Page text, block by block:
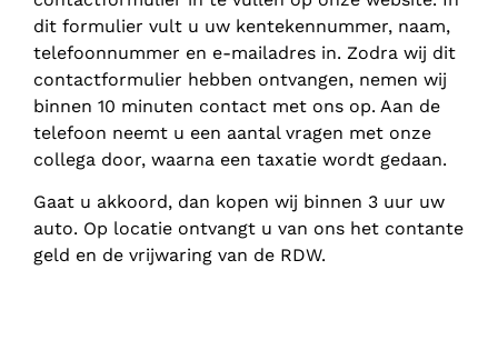
dit formulier vult u uw kentekennummer, naam,
telefoonnummer en e-mailadres in. Zodra wij dit
contactformulier hebben ontvangen, nemen wij
binnen 10 minuten contact met ons op. Aan de
telefoon neemt u een aantal vragen met onze
collega door, waarna een taxatie wordt gedaan.
Gaat u akkoord, dan kopen wij binnen 3 uur uw
auto. Op locatie ontvangt u van ons het contante
geld en de vrijwaring van de RDW.